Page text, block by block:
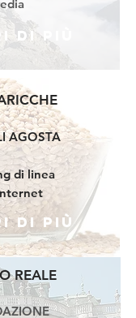
di più
di più
AGOSTA
di linea
REALE